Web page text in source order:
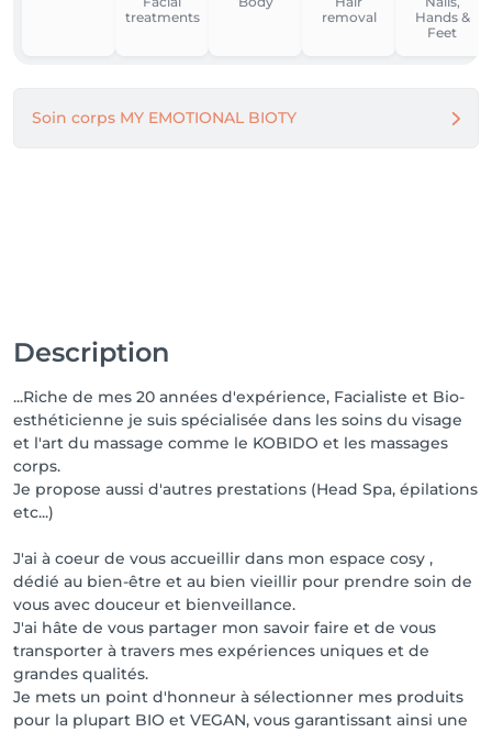
sera mis en place pour toute réservation à partir du
suit:
treatments
removal
Hands &
Feet
Soin corps MY EMOTIONAL BIOTY
Description
...Riche de mes 20 années d'expérience, Facialiste et Bio-
esthéticienne je suis spécialisée dans les soins du visage
et l'art du massage comme le KOBIDO et les massages
corps.
Je propose aussi d'autres prestations (Head Spa, épilations
etc...)
J'ai à coeur de vous accueillir dans mon espace cosy ,
dédié au bien-être et au bien vieillir pour prendre soin de
vous avec douceur et bienveillance.
J'ai hâte de vous partager mon savoir faire et de vous
transporter à travers mes expériences uniques et de
grandes qualités.
Je mets un point d'honneur à sélectionner mes produits
pour la plupart BIO et VEGAN, vous garantissant ainsi une